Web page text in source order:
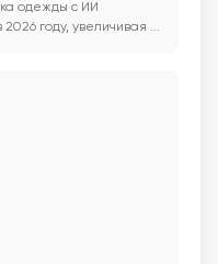
одежды с ИИ
году, увеличивая ...